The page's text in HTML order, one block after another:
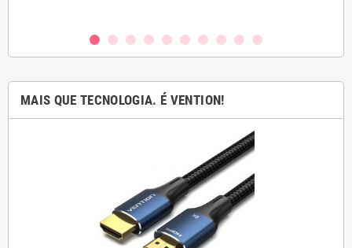
MAIS QUE TECNOLOGIA. É VENTION!